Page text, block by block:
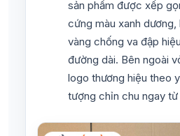
sản phẩm được xếp
cứng màu xanh
vàng chống va đập
đường dài. Bên ngoài
logo thương hiệu theo
tượng chỉn chu ngay từ